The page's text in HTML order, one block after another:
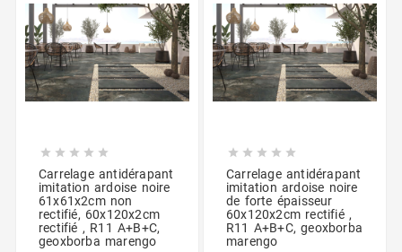
    
Carrelage antidérapant
imitation ardoise noire
61x61x2cm non
rectifié, 60x120x2cm
rectifié , R11 A+B+C,
geoxborba marengo
    
Carrelage antidérapant
imitation ardoise noire
de forte épaisseur
60x120x2cm rectifié ,
R11 A+B+C, geoxborba
marengo